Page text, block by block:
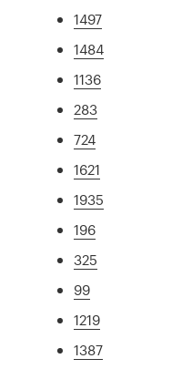
1497
1484
1136
283
724
1621
1935
196
325
99
1219
1387